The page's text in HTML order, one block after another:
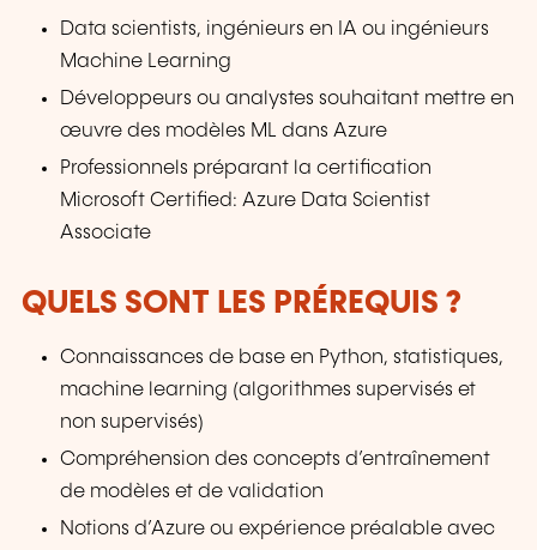
Data scientists, ingénieurs en IA ou ingénieurs
Machine Learning
Développeurs ou analystes souhaitant mettre en
œuvre des modèles ML dans Azure
Professionnels préparant la certification
Microsoft Certified: Azure Data Scientist
Associate
QUELS SONT LES PRÉREQUIS ?
Connaissances de base en Python, statistiques,
machine learning (algorithmes supervisés et
non supervisés)
Compréhension des concepts d’entraînement
de modèles et de validation
Notions d’Azure ou expérience préalable avec